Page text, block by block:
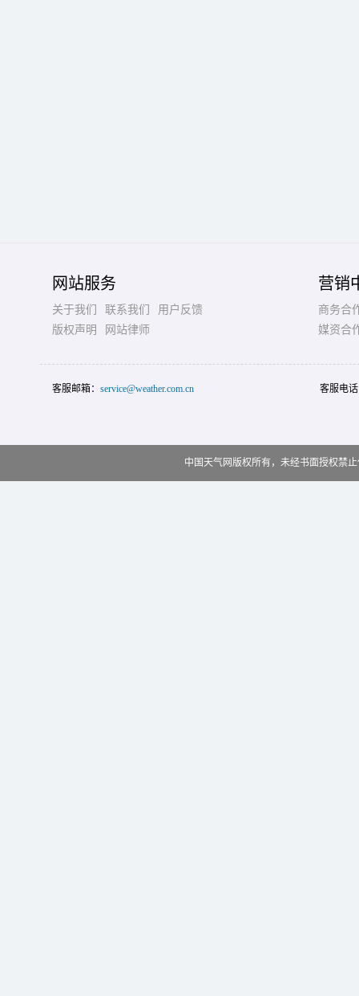
网站服务
关于我们 联系我们
用户反馈
版权声明
网站律师
营销
商务合
媒资合
客服邮箱： service@weather.com.cn 客服电
中国天气网版权所有，未经书面授权